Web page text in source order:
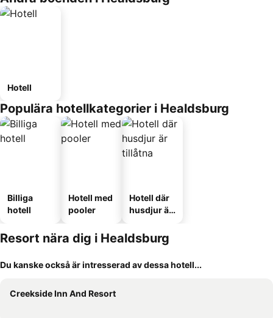
Hotell
Populära hotellkategorier i Healdsburg
Billiga
hotell
Hotell med
pooler
Hotell där
husdjur är
Resort nära dig i Healdsburg
Du kanske också är intresserad av dessa hotell...
Creekside Inn And Resort